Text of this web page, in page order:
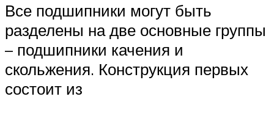
Все подшипники могут быть
разделены на две основные группы
– подшипники качения и
скольжения. Конструкция первых
состоит из